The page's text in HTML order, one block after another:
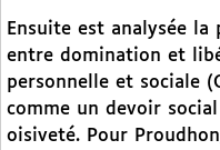
Ensuite est analysée
entre domination et
personnelle et sociale
comme un devoir
oisiveté. Pour